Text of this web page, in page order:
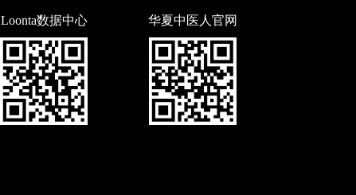
Loonta数据中心 华夏中医人官网